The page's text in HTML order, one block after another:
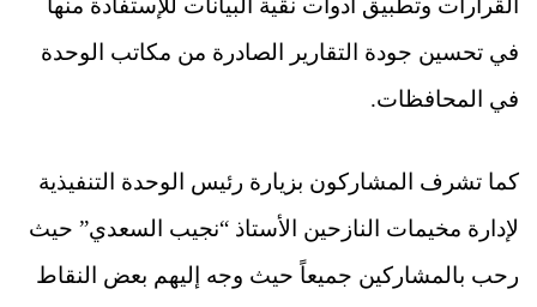
القرارات وتطبيق أدوات نقية البيانات للإستفادة منها
في تحسين جودة التقارير الصادرة من مكاتب الوحدة
في المحافظات.
كما تشرف المشاركون بزيارة رئيس الوحدة التنفيذية
لإدارة مخيمات النازحين الأستاذ “نجيب السعدي” حيث
رحب بالمشاركين جميعاً حيث وجه إليهم بعض النقاط